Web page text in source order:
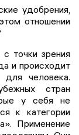
удобрения,
отношении
точки зрения
и происходит
для человека.
стран
у себя не
к категории
Применение